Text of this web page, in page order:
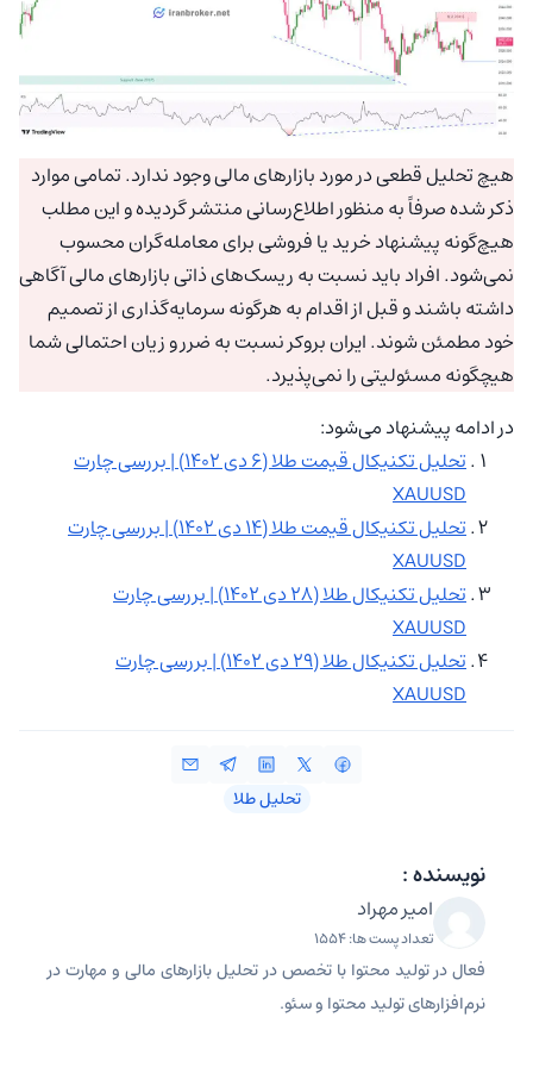
هیچ تحلیل قطعی در مورد بازارهای مالی وجود ندارد. تمامی موارد
ذکر شده صرفاً به منظور اطلاع‌رسانی منتشر گردیده و این مطلب
هیچ‌گونه پیشنهاد خرید یا فروشی برای معامله‌گران محسوب
نمی‌شود. افراد باید نسبت به ریسک‌های ذاتی بازارهای مالی آگاهی
داشته باشند و قبل از اقدام به هرگونه سرمایه‌گذاری از تصمیم
خود مطمئن شوند. ایران بروکر نسبت به ضرر و زیان احتمالی شما
هیچگونه مسئولیتی را نمی‌پذیرد.
در ادامه پیشنهاد می‌شود:
تحلیل تکنیکال قیمت طلا (۶ دی ۱۴۰۲) | بررسی چارت
XAUUSD
تحلیل تکنیکال قیمت طلا (۱۴ دی ۱۴۰۲) | بررسی چارت
XAUUSD
تحلیل تکنیکال طلا (۲۸ دی ۱۴۰۲) | بررسی چارت
XAUUSD
تحلیل تکنیکال طلا (۲۹ دی ۱۴۰۲) | بررسی چارت
XAUUSD
تحلیل طلا
نویسنده :
امیر مهراد
تعداد پست ها: 1554
فعال در تولید محتوا با تخصص در تحلیل بازارهای مالی و مهارت در
نرم‌افزارهای تولید محتوا و سئو.